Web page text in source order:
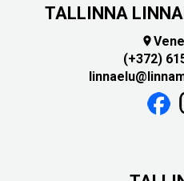
TALLINNA

(+372)